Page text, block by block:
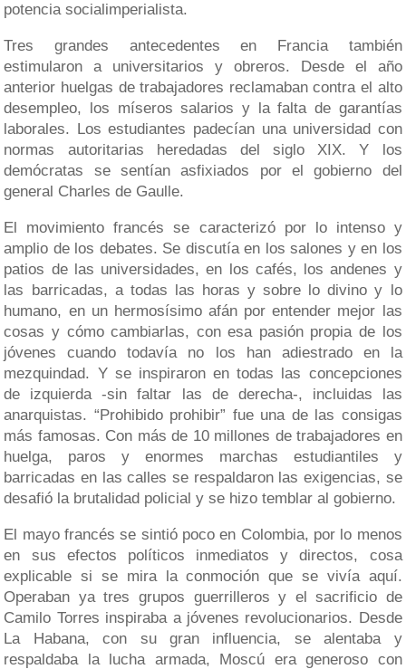
potencia socialimperialista.
Tres grandes antecedentes en Francia también
estimularon a universitarios y obreros. Desde el año
anterior huelgas de trabajadores reclamaban contra el alto
desempleo, los míseros salarios y la falta de garantías
laborales. Los estudiantes padecían una universidad con
normas autoritarias heredadas del siglo XIX. Y los
demócratas se sentían asfixiados por el gobierno del
general Charles de Gaulle.
El movimiento francés se caracterizó por lo intenso y
amplio de los debates. Se discutía en los salones y en los
patios de las universidades, en los cafés, los andenes y
las barricadas, a todas las horas y sobre lo divino y lo
humano, en un hermosísimo afán por entender mejor las
cosas y cómo cambiarlas, con esa pasión propia de los
jóvenes cuando todavía no los han adiestrado en la
mezquindad. Y se inspiraron en todas las concepciones
de izquierda -sin faltar las de derecha-, incluidas las
anarquistas. “Prohibido prohibir” fue una de las consigas
más famosas. Con más de 10 millones de trabajadores en
huelga, paros y enormes marchas estudiantiles y
barricadas en las calles se respaldaron las exigencias, se
desafió la brutalidad policial y se hizo temblar al gobierno.
El mayo francés se sintió poco en Colombia, por lo menos
en sus efectos políticos inmediatos y directos, cosa
explicable si se mira la conmoción que se vivía aquí.
Operaban ya tres grupos guerrilleros y el sacrificio de
Camilo Torres inspiraba a jóvenes revolucionarios. Desde
La Habana, con su gran influencia, se alentaba y
respaldaba la lucha armada, Moscú era generoso con